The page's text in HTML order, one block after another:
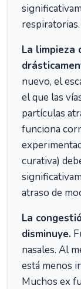
La limpieza
nuevo, el
el que las
partículas
funciona
curativa)
atraso de
La
disminuye.
nasales. Al
está menos
Muchos ex